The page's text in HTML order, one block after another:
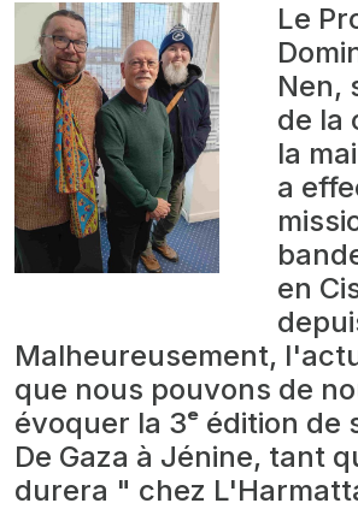
Le
Nen,
de la
la
a
en
Malheureusement,
que nous pouvons de
évoquer la 3ᵉ édition de
De Gaza à Jénine, tant
durera " chez